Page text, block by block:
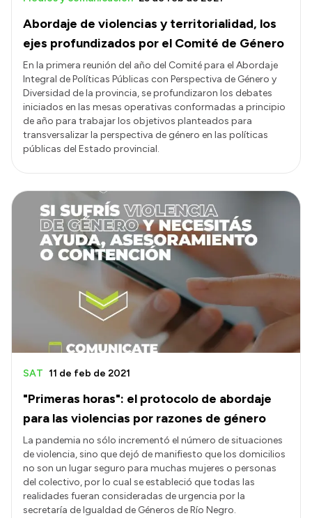
Abordaje de violencias y territorialidad, los
ejes profundizados por el Comité de Género
En la primera reunión del año del Comité para el Abordaje
Integral de Políticas Públicas con Perspectiva de Género y
Diversidad de la provincia, se profundizaron los debates
iniciados en las mesas operativas conformadas a principio
de año para trabajar los objetivos planteados para
transversalizar la perspectiva de género en las políticas
públicas del Estado provincial.
"Primeras horas": el protocolo de abordaje
para las violencias por razones de género
SAT 11 de feb de 2021
La pandemia no sólo incrementó el número de situaciones
de violencia, sino que dejó de manifiesto que los domicilios
no son un lugar seguro para muchas mujeres o personas
del colectivo, por lo cual se estableció que todas las
realidades fueran consideradas de urgencia por la
secretaría de Igualdad de Géneros de Río Negro.